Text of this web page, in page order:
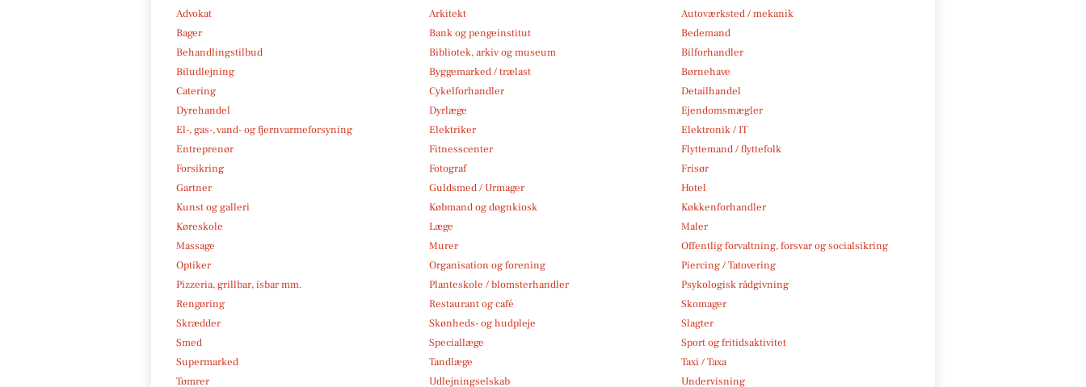
Advokat Arkitekt
Autoværksted / mekanik
Bager
Bank og pengeinstitut
Bedemand
Behandlingstilbud
Bibliotek, arkiv og museum
Bilforhandler
Biludlejning
Byggemarked / trælast
Børnehave
Catering
Cykelforhandler
Detailhandel
Dyrehandel
Dyrlæge
Ejendomsmægler
El-, gas-, vand- og fjernvarmeforsyning
Elektriker
Elektronik / IT
Entreprenør
Fitnesscenter
Flyttemand / flyttefolk
Forsikring
Fotograf
Frisør
Gartner
Guldsmed / Urmager
Hotel
Kunst og galleri
Købmand og døgnkiosk
Køkkenforhandler
Køreskole
Læge
Maler
Massage
Murer
Offentlig forvaltning, forsvar og socialsikring
Optiker
Organisation og forening
Piercing / Tatovering
Pizzeria, grillbar, isbar mm.
Planteskole / blomsterhandler
Psykologisk rådgivning
Rengøring
Restaurant og café
Skomager
Skrædder
Skønheds- og hudpleje
Slagter
Smed
Speciallæge
Sport og fritidsaktivitet
Supermarked
Tandlæge
Taxi / Taxa
Tømrer
Udlejningselskab Undervisning